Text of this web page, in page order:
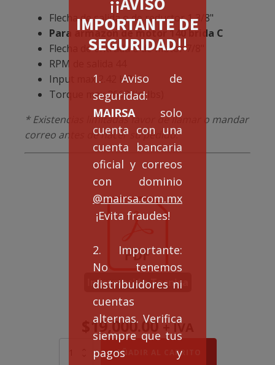
IMPORTANTE DE
SEGURIDAD!!
1. Aviso de
seguridad:
MAIRSAsolo
cuenta con una
cuenta bancaria
oficial y correos
con dominio
@mairsa.com.mx
¡Evita fraudes!
2. Importante:
No tenemos
distribuidores ni
cuentas
alternas. Verifica
siempre que tus
pagos y
Flecha de salida o de reductor 1 3/8"
Para armazón de motor 140 brida C
Flecha de entrada o de motor 7/8"
RPM de salida 44
Input max 2.42 HP
Torque max 2663 (in-lbs)
* Existencias limitadas favor de llamar o mandar
correo antes de hacer su pedido.
Información Tecnica
19,000.00 + IVA
REDUCTOR
AÑADIR AL CARRITO